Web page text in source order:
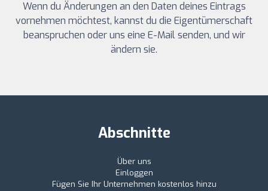
Wenn du Änderungen an den Daten deines Eintrags
vornehmen möchtest, kannst du die Eigentümerschaft
beanspruchen oder uns eine E-Mail senden, und wir
ändern sie.
Abschnitte
Über uns
Einloggen
Fügen Sie Ihr Unternehmen kostenlos hinzu